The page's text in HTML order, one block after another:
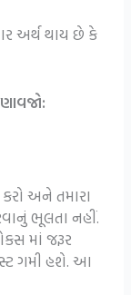
અર્થ થાય છે કે
અને તમારા
ભૂલતા નહીં.
માં જરૂર
ગમી હશે. આ